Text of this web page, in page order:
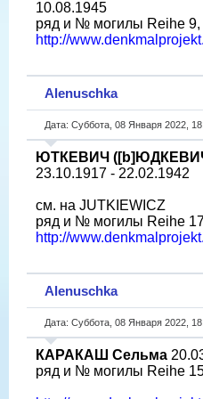
10.08.1945
ряд и № могилы Reihe 9,
http://
Alenuschka
Дата: Суббота, 08 Января 2022,
ЮТКЕВИЧ
23.10.1917 - 22.02.1942
см. на JUTKIEWICZ
ряд и № могилы Reihe
http://
Alenuschka
Дата: Суббота, 08 Января 2022,
КАРАКАШ Сельма
ряд и № могилы Reihe